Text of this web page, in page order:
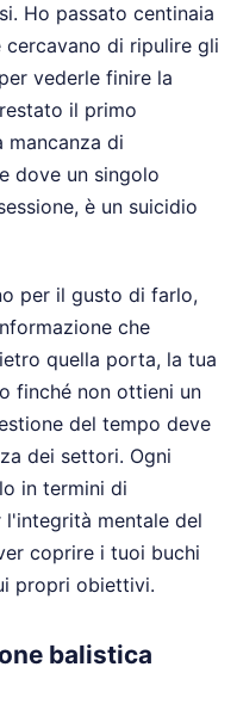
Ho passato centinaia
cercavano di ripulire gli
vederle finire la
il primo
mancanza di
dove un singolo
è un suicidio
per il gusto di farlo,
che
quella porta, la tua
finché non ottieni un
del tempo deve
dei settori. Ogni
in termini di
l'integrità mentale del
coprire i tuoi buchi
propri obiettivi.
balistica